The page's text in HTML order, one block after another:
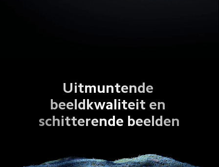
Uitmuntende
beeldkwaliteit en
schitterende beelden